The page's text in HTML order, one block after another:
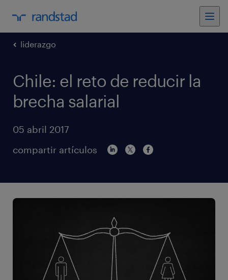
liderazgo
Chile: el reto de reducir la
brecha salarial
05 abril 2017
compartir artículos